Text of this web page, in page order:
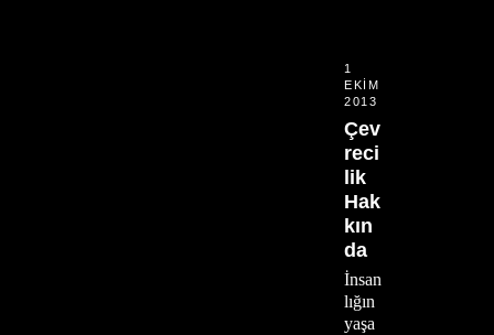
1
EKIM
2013
Çev
reci
lik
Hak
kın
da
İnsan
lığın
yaşa